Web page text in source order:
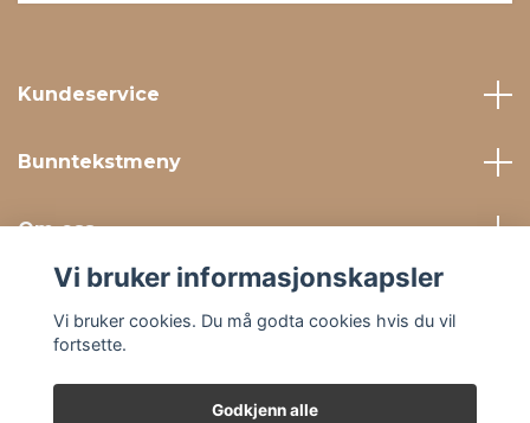
Kundeservice
Bunntekstmeny
Om oss
Vi bruker informasjonskapsler
Vi bruker cookies. Du må godta cookies hvis du vil
fortsette.
Godkjenn alle